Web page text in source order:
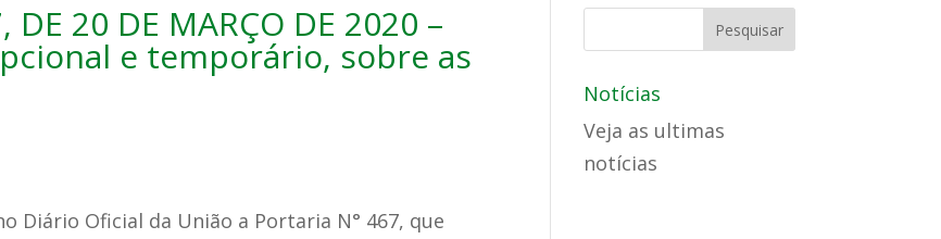
DE 20 DE MARÇO DE 2020 –
e temporário, sobre as
Diário Oficial da União a Portaria N° 467, que
Notícias
Veja as ultimas
notícias